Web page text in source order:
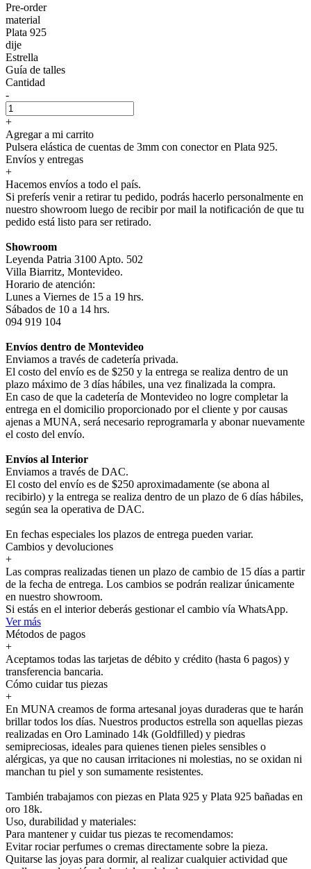
Pre-order
material
Plata 925
dije
Estrella
Guía de talles
Cantidad
-
+
Agregar a mi carrito
Pulsera elástica de cuentas de 3mm con conector en Plata 925.
Envíos y entregas
+
Hacemos envíos a todo el país.
Si preferís venir a retirar tu pedido, podrás hacerlo personalmente en
nuestro showroom luego de recibir por mail la notificación de que tu
pedido está listo para ser retirado.
Showroom
Leyenda Patria 3100 Apto. 502
Villa Biarritz, Montevideo.
Horario de atención:
Lunes a Viernes de 15 a 19 hrs.
Sábados de 10 a 14 hrs.
094 919 104
Envíos dentro de Montevideo
Enviamos a través de cadetería privada.
El costo del envío es de $250 y la entrega se realiza dentro de un
plazo máximo de 3 días hábiles, una vez finalizada la compra.
En caso de que la cadetería de Montevideo no logre completar la
entrega en el domicilio proporcionado por el cliente y por causas
ajenas a MUNA, será necesario reprogramarla y abonar nuevamente
el costo del envío.
Envíos al Interior
Enviamos a través de DAC.
El costo del envío es de $250 aproximadamente (se abona al
recibirlo) y la entrega se realiza dentro de un plazo de 6 días hábiles,
según sea la operativa de DAC.
En fechas especiales los plazos de entrega pueden variar.
Cambios y devoluciones
+
Las compras realizadas tienen un plazo de cambio de 15 días a partir
de la fecha de entrega. Los cambios se podrán realizar únicamente
en nuestro showroom.
Si estás en el interior deberás gestionar el cambio vía WhatsApp.
Ver más
Métodos de pagos
+
Aceptamos todas las tarjetas de débito y crédito (hasta 6 pagos) y
transferencia bancaria.
Cómo cuidar tus piezas
+
En MUNA creamos de forma artesanal joyas duraderas que te harán
brillar todos los días. Nuestros productos estrella son aquellas piezas
realizadas en Oro Laminado 14k (Goldfilled) y piedras
semipreciosas, ideales para quienes tienen pieles sensibles o
alérgicas, ya que no causan irritaciones ni molestias, no se oxidan ni
manchan tu piel y son sumamente resistentes.
También trabajamos con piezas en Plata 925 y Plata 925 bañadas en
oro 18k.
Uso, durabilidad y materiales:
Para mantener y cuidar tus piezas te recomendamos:
Evitar rociar perfumes o cremas directamente sobre la pieza.
Quitarse las joyas para dormir, al realizar cualquier actividad que